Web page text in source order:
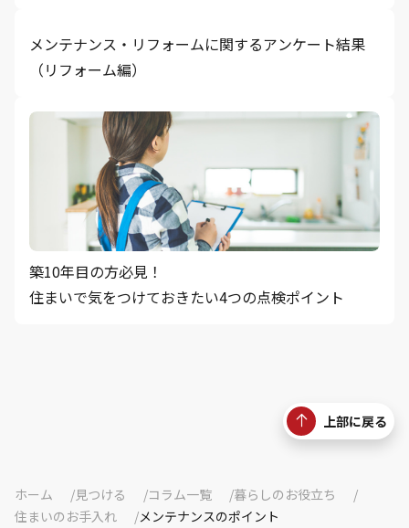
メンテナンス・リフォームに関するアンケート結果
（リフォーム編）
築10年目の方必見！
住まいで気をつけておきたい4つの点検ポイント
上部に戻る
ホーム 見つける コラム一覧
暮らしのお役立ち
住まいのお手入れ
メンテナンスのポイント